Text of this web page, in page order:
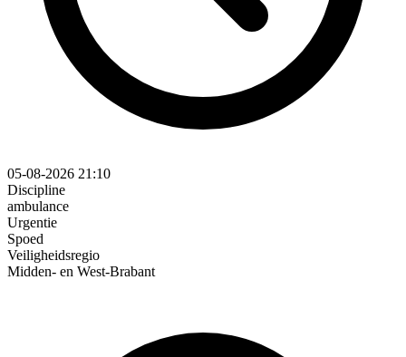
05-08-2026 21:10
Discipline
ambulance
Urgentie
Spoed
Veiligheidsregio
Midden- en West-Brabant